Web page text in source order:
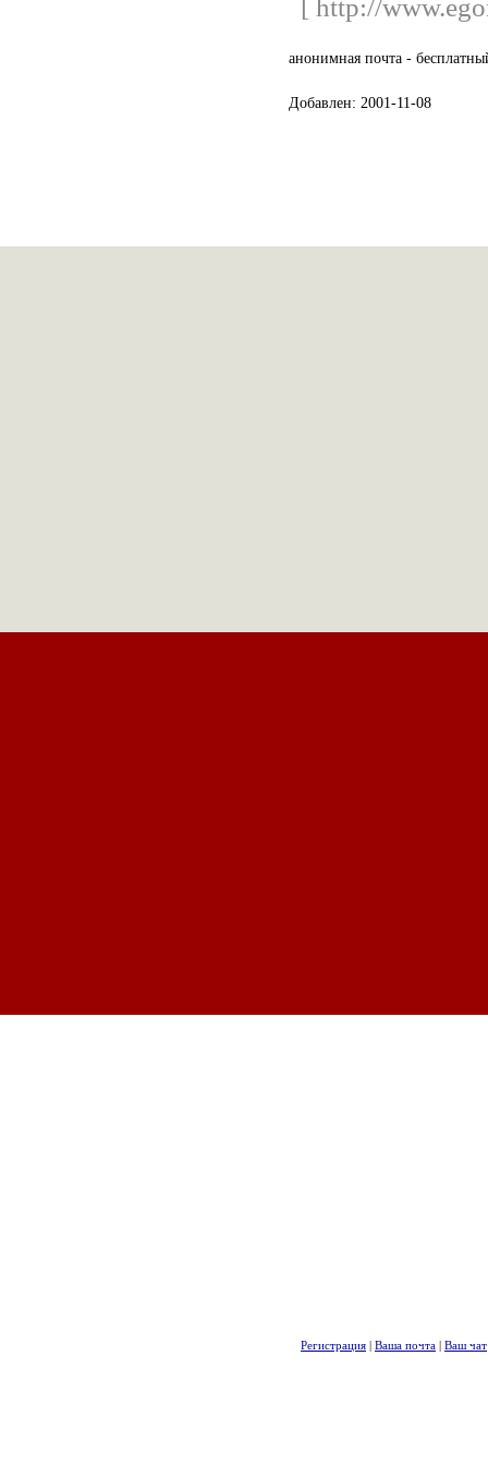
[ http://
анонимная почта -
Добавлен: 2001-11-08
Регистрация | Ваша почта | Ваш чат